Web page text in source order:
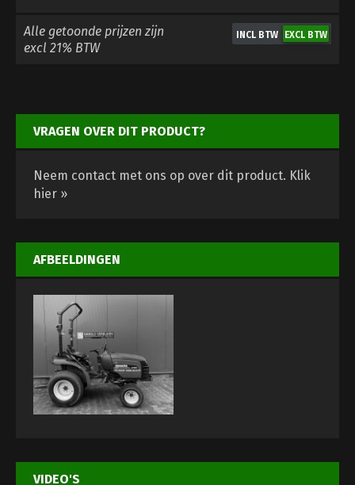
Alle getoonde prijzen zijn
excl 21% BTW
VRAGEN OVER DIT PRODUCT?
Neem contact met ons op over dit product. Klik
hier »
AFBEELDINGEN
VIDEO'S